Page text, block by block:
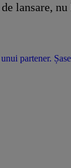
lansare,
partener.